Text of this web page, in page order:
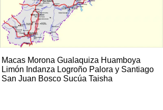
Macas Morona Gualaquiza Huamboya
Limón Indanza Logroño Palora y Santiago
San Juan Bosco Sucúa Taisha